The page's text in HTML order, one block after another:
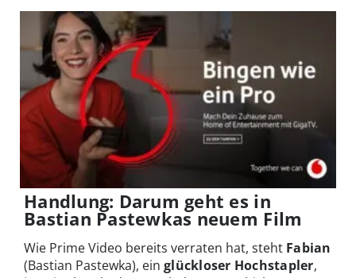
Handlung: Darum geht es in
Bastian Pastewkas neuem Film
Wie Prime Video bereits verraten hat, steht Fabian
(Bastian Pastewka), ein glückloser Hochstapler,